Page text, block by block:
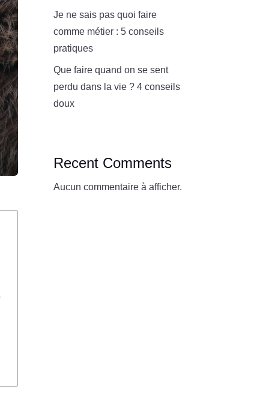
Je ne sais pas quoi faire
comme métier : 5 conseils
pratiques
Que faire quand on se sent
perdu dans la vie ? 4 conseils
doux
Recent Comments
Aucun commentaire à afficher.